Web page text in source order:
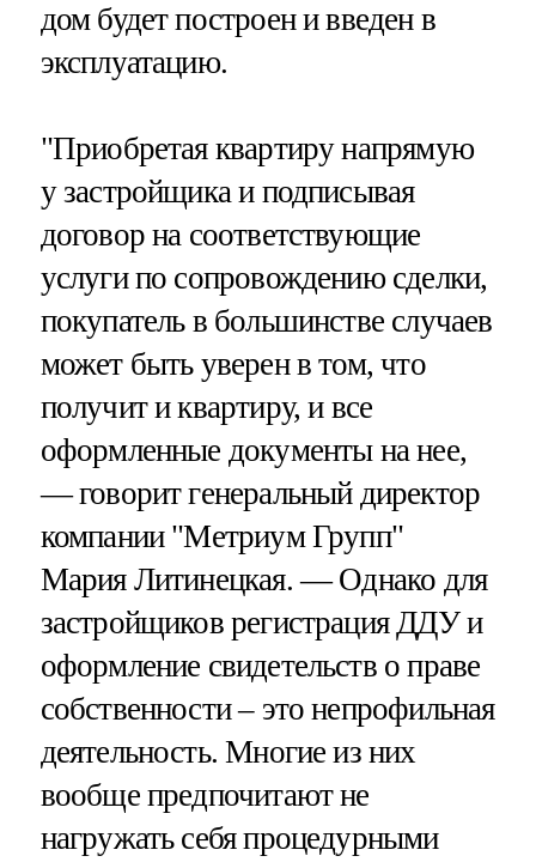
дом будет построен и введен в
эксплуатацию.
"Приобретая квартиру напрямую
у застройщика и подписывая
договор на соответствующие
услуги по сопровождению сделки,
покупатель в большинстве случаев
может быть уверен в том, что
получит и квартиру, и все
оформленные документы на нее,
— говорит генеральный директор
компании "Метриум Групп"
Мария Литинецкая. — Однако для
застройщиков регистрация ДДУ и
оформление свидетельств о праве
собственности – это непрофильная
деятельность. Многие из них
вообще предпочитают не
нагружать себя процедурными